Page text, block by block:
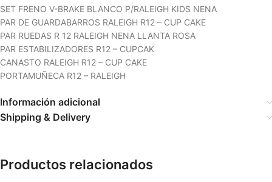
SET FRENO V-BRAKE BLANCO P/RALEIGH KIDS NENA
PAR DE GUARDABARROS RALEIGH R12 – CUP CAKE
PAR RUEDAS R 12 RALEIGH NENA LLANTA ROSA
PAR ESTABILIZADORES R12 – CUPCAK
CANASTO RALEIGH R12 – CUP CAKE
PORTAMUÑECA R12 – RALEIGH
Información adicional
Shipping & Delivery
Productos relacionados